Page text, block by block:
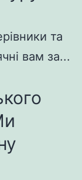
та
вам за...